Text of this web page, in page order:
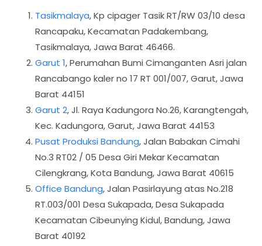
Tasikmalaya,Kp cipager Tasik RT/RW 03/10 desa
Rancapaku, Kecamatan Padakembang,
Tasikmalaya, Jawa Barat 46466.
Garut 1, Perumahan Bumi Cimanganten Asri jalan
Rancabango kaler no 17 RT 001/007, Garut, Jawa
Barat 44151
Garut 2, Jl. Raya Kadungora No.26, Karangtengah,
Kec. Kadungora, Garut, Jawa Barat 44153
Pusat Produksi Bandung, Jalan Babakan Cimahi
No.3 RT02 / 05 Desa Giri Mekar Kecamatan
Cilengkrang, Kota Bandung, Jawa Barat 40615
Office Bandung, Jalan Pasirlayung atas No.218
RT.003/001 Desa Sukapada, Desa Sukapada
Kecamatan Cibeunying Kidul, Bandung, Jawa
Barat 40192